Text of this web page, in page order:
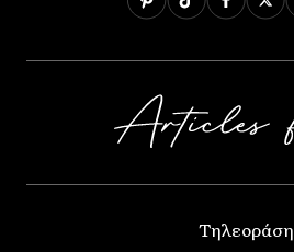
Τηλεοράση